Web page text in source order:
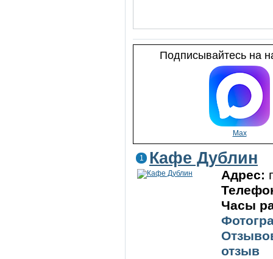
Подписывайтесь на
Max
1 Кафе Дублин
Адрес:
Часы
отзыв